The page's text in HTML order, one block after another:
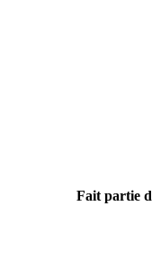
Fait partie